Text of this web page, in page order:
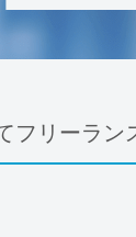
フリーラン